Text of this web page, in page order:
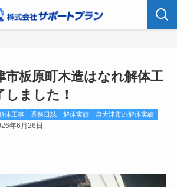
市板原町木造はなれ解体工
しました！
体工事 業務日誌 解体実績 泉大津市の解体実績
年6月26日